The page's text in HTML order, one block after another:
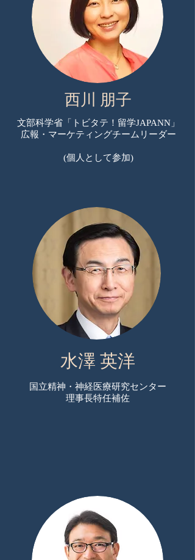
西川 朋子
文部科学省「トビタテ！留学JAPANN」
広報・マーケティングチームリーダー
​(個人として参加)
水澤 英洋
国立精神・神経医療研究センター
​理事長特任補佐